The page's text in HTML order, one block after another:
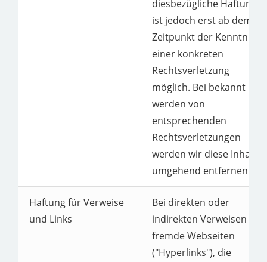
diesbezügliche Haftung
ist jedoch erst ab dem
Zeitpunkt der Kenntnis
einer konkreten
Rechtsverletzung
möglich. Bei bekannt
werden von
entsprechenden
Rechtsverletzungen
werden wir diese Inhalte
umgehend entfernen.
Haftung für Verweise
und Links
Bei direkten oder
indirekten Verweisen auf
fremde Webseiten
("Hyperlinks"), die